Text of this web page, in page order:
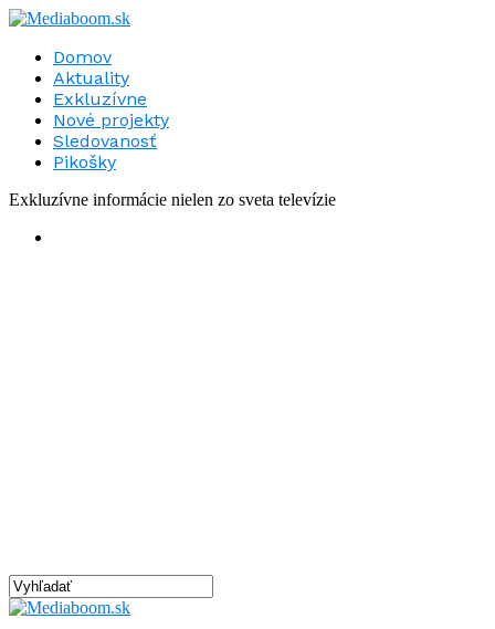
Domov
Aktuality
Exkluzívne
Nové projekty
Sledovanosť
Pikošky
Exkluzívne informácie nielen zo sveta televízie